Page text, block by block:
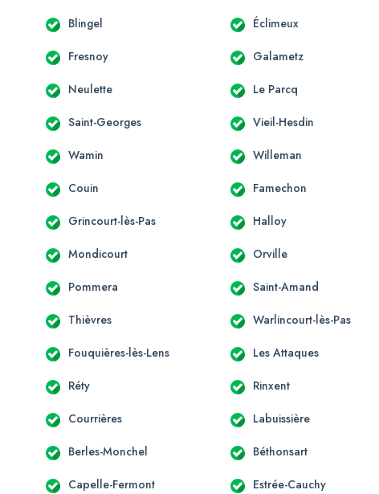
Blingel Éclimeux
Fresnoy Galametz
Neulette Le Parcq
Saint-Georges Vieil-Hesdin
Wamin Willeman
Couin Famechon
Grincourt-lès-Pas Halloy
Mondicourt Orville
Pommera Saint-Amand
Thièvres Warlincourt-lès-Pas
Fouquières-lès-Lens Les Attaques
Réty Rinxent
Courrières Labuissière
Berles-Monchel Béthonsart
Capelle-Fermont Estrée-Cauchy